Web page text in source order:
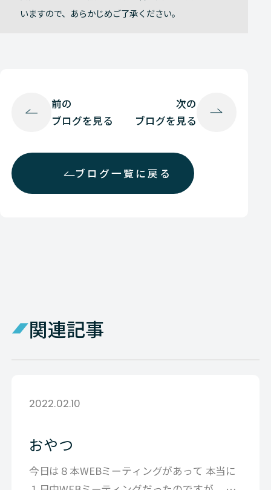
いますので、あらかじめご了承ください。
前の
ブログを見る
ブログ一覧に戻る
次の
ブログを見る
関連記事
2022.02.10
おやつ
今日は８本WEBミーティングがあって 本当に